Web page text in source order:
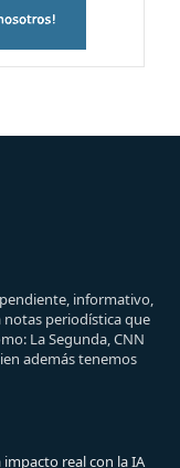
informativo,
notas periodística que
La Segunda, CNN
además tenemos
real con la IA